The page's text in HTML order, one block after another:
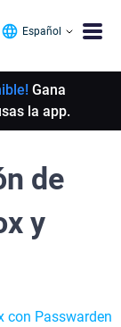
Español
Gana
la app.
de
y
con Passwarden